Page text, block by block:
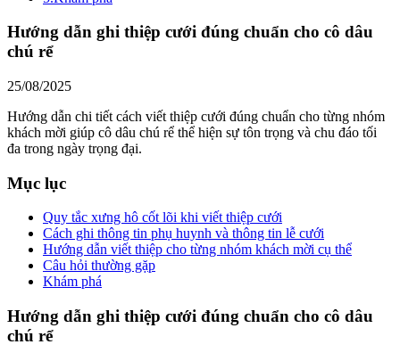
Hướng dẫn ghi thiệp cưới đúng chuẩn cho cô dâu
chú rể
25/08/2025
Hướng dẫn chi tiết cách viết thiệp cưới đúng chuẩn cho từng nhóm
khách mời giúp cô dâu chú rể thể hiện sự tôn trọng và chu đáo tối
đa trong ngày trọng đại.
Mục lục
Quy tắc xưng hô cốt lõi khi viết thiệp cưới
Cách ghi thông tin phụ huynh và thông tin lễ cưới
Hướng dẫn viết thiệp cho từng nhóm khách mời cụ thể
Câu hỏi thường gặp
Khám phá
Hướng dẫn ghi thiệp cưới đúng chuẩn cho cô dâu
chú rể